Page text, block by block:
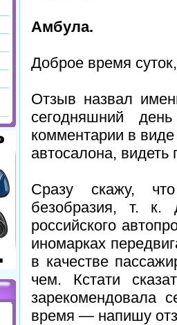
Амбула.
Доброе время
Отзыв назвал
сегодняшний
комментарии в
автосалона,
Сразу скажу,
безобразия, т. к.
российского
иномарках
в качестве
чем. Кстати
зарекомендовала
время — напишу